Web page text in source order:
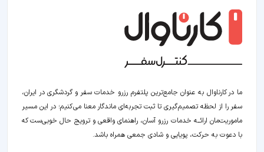
ما در کارناوال به عنوان جامع‌ترین پلتفرم رزرو خدمات سفر و گردشگری در ایران،
سفر را از لحظه‌ تصمیم‌گیری تا ثبت تجربه‌ای ماندگار معنا می‌کنیم؛ در این مسیر‍
ماموریت‌مان اراﺋــﻪ خدمات رزرو آسان، راهنمای واقعی و ترویج حال خوبی‌ست که
با دعوت به حرکت، پویایی و شادی جمعی همراه باشد.